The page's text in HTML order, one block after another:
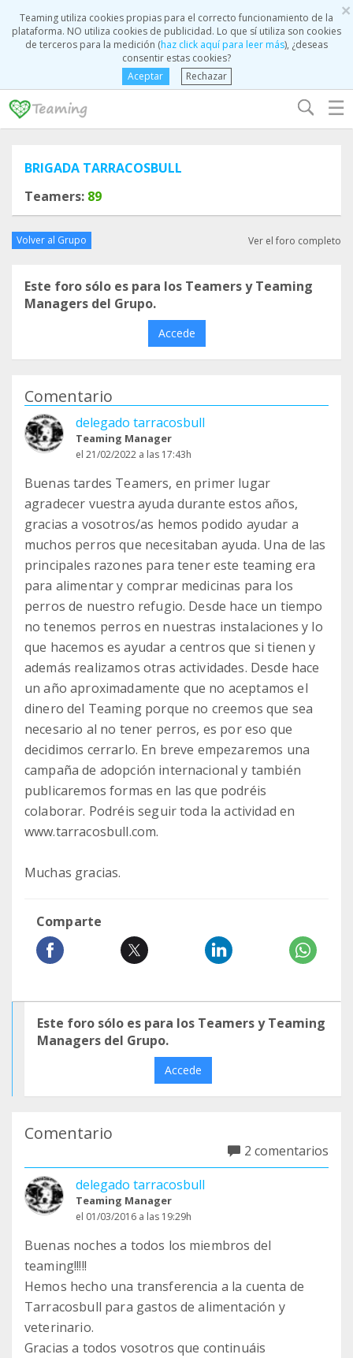
×
Teaming utiliza cookies propias para el correcto funcionamiento de la
plataforma. NO utiliza cookies de publicidad. Lo que sí utiliza son cookies
de terceros para la medición (haz click aquí para leer más), ¿deseas
consentir estas cookies?
Aceptar
Rechazar
☰
BRIGADA TARRACOSBULL
Teamers: 89
Volver al Grupo Ver el foro completo
Este foro sólo es para los Teamers y Teaming
Managers del Grupo.
Accede
Comentario
delegado tarracosbull
Teaming Manager
el 21/02/2022 a las 17:43h
Buenas tardes Teamers, en primer lugar
agradecer vuestra ayuda durante estos años,
gracias a vosotros/as hemos podido ayudar a
muchos perros que necesitaban ayuda. Una de las
principales razones para tener este teaming era
para alimentar y comprar medicinas para los
perros de nuestro refugio. Desde hace un tiempo
no tenemos perros en nuestras instalaciones y lo
que hacemos es ayudar a centros que si tienen y
además realizamos otras actividades. Desde hace
un año aproximadamente que no aceptamos el
dinero del Teaming porque no creemos que sea
necesario al no tener perros, es por eso que
decidimos cerrarlo. En breve empezaremos una
campaña de adopción internacional y también
publicaremos formas en las que podréis
colaborar. Podréis seguir toda la actividad en
www.tarracosbull.com.
Muchas gracias.
Comparte
Este foro sólo es para los Teamers y Teaming
Managers del Grupo.
Accede
Comentario
2 comentarios
delegado tarracosbull
Teaming Manager
el 01/03/2016 a las 19:29h
Buenas noches a todos los miembros del
teaming!!!!!
Hemos hecho una transferencia a la cuenta de
Tarracosbull para gastos de alimentación y
veterinario.
Gracias a todos vosotros que continuáis